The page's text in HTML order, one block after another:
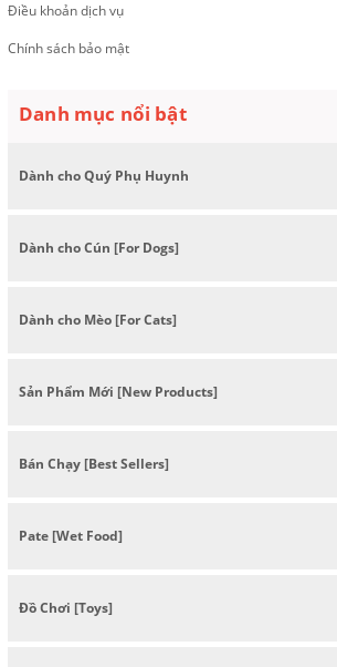
Điều khoản dịch vụ
Chính sách bảo mật
Danh mục nổi bật
Dành cho Quý Phụ Huynh
Dành cho Cún [For Dogs]
Dành cho Mèo [For Cats]
Sản Phẩm Mới [New Products]
Bán Chạy [Best Sellers]
Pate [Wet Food]
Đồ Chơi [Toys]